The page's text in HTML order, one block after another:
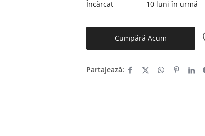
Încărcat 10 luni în urmă
Cumpără Acum
Partajează: